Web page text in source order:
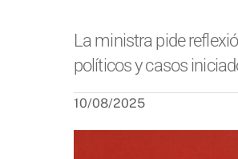
La ministra pide
políticos y casos
10/08/2025